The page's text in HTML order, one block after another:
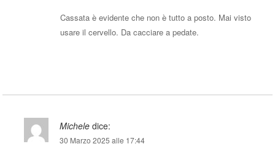
Cassata è evidente che non è tutto a posto. Mai visto
usare il cervello. Da cacciare a pedate.
Michele dice:
30 Marzo 2025 alle 17:44